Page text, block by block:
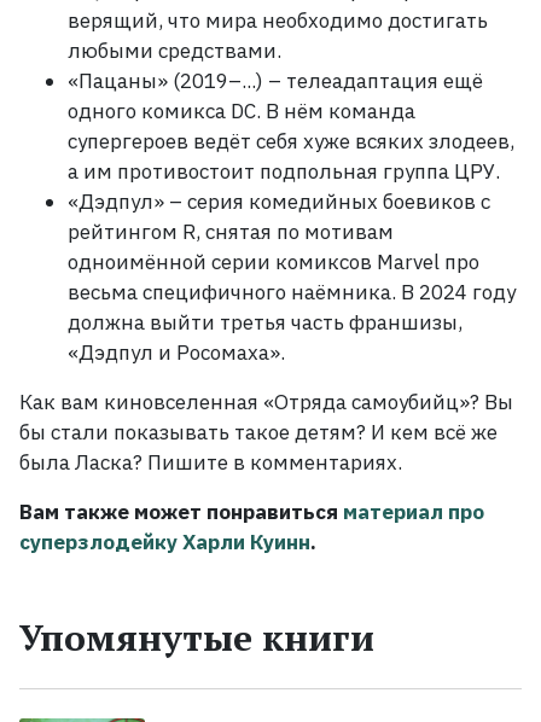
верящий, что мира необходимо достигать
любыми средствами.
«Пацаны» (2019–...) – телеадаптация ещё
одного комикса DC. В нём команда
супергероев ведёт себя хуже всяких злодеев,
а им противостоит подпольная группа ЦРУ.
«Дэдпул» – серия комедийных боевиков с
рейтингом R, снятая по мотивам
одноимённой серии комиксов Marvel про
весьма специфичного наёмника. В 2024 году
должна выйти третья часть франшизы,
«Дэдпул и Росомаха».
Как вам киновселенная «Отряда самоубийц»? Вы
бы стали показывать такое детям? И кем всё же
была Ласка? Пишите в комментариях.
Вам также может понравиться материал про
суперзлодейку Харли Куинн.
Упомянутые книги